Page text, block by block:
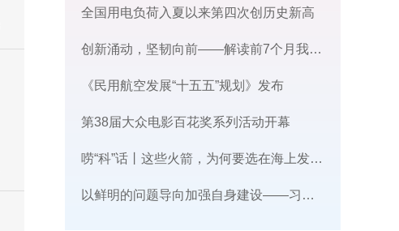
全国用电负荷入夏以来第四次创历史新高
创新涌动，坚韧向前——解读前7个月我国外贸成绩单
《民用航空发展“十五五”规划》发布
第38届大众电影百花奖系列活动开幕
唠“科”话丨这些火箭，为何要选在海上发射​？
​以鲜明的问题导向加强自身建设——习近平党建思想理论品格系列述评之三